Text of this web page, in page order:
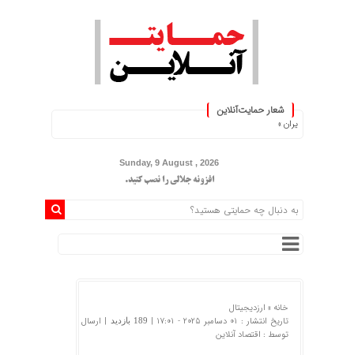
شعار حمایت‌آنلاین
Sunday, 9 August , 2026
افزونه جلالی را نصب کنید.
خانه » ارزدیجیتال
تاریخ انتشار : 01 دسامبر 2025 - 17:01 |
189 بازدید
| ارسال
توسط : اقتصاد آنلاین